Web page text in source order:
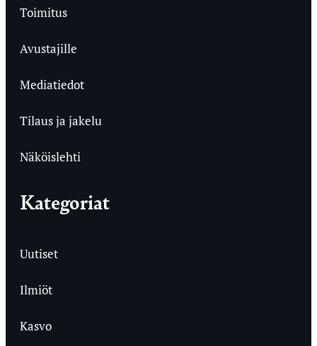
Toimitus
Avustajille
Mediatiedot
Tilaus ja jakelu
Näköislehti
Kategoriat
Uutiset
Ilmiöt
Kasvo